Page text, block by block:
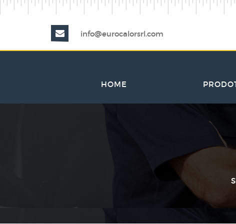
info@eurocalorsrl.com
HOME